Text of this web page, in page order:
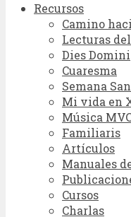
Recursos
Camino
Lecturas
Dies Domini
Cuaresma
Semana
Mi vida en
Música
Familiaris
Artículos
Manuales
Cursos
Charlas